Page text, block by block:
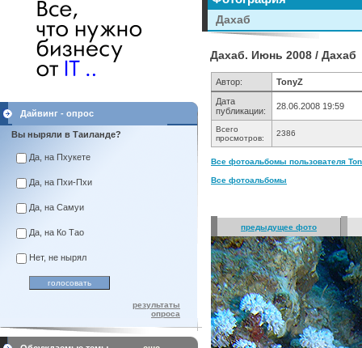
Дайвинг - опрос
Вы ныряли в Таиланде?
Да, на Пхукете
Да, на Пхи-Пхи
Да, на Самуи
Да, на Ко Тао
Нет, не нырял
результаты
опроса
Дахаб
Дахаб. Июнь 2008 / Дахаб
Автор:
TonyZ
Дата
публикации:
28.06.2008 19:59
Всего
просмотров:
2386
Все фотоальбомы пользователя
Все фотоальбомы
предыдущее фото